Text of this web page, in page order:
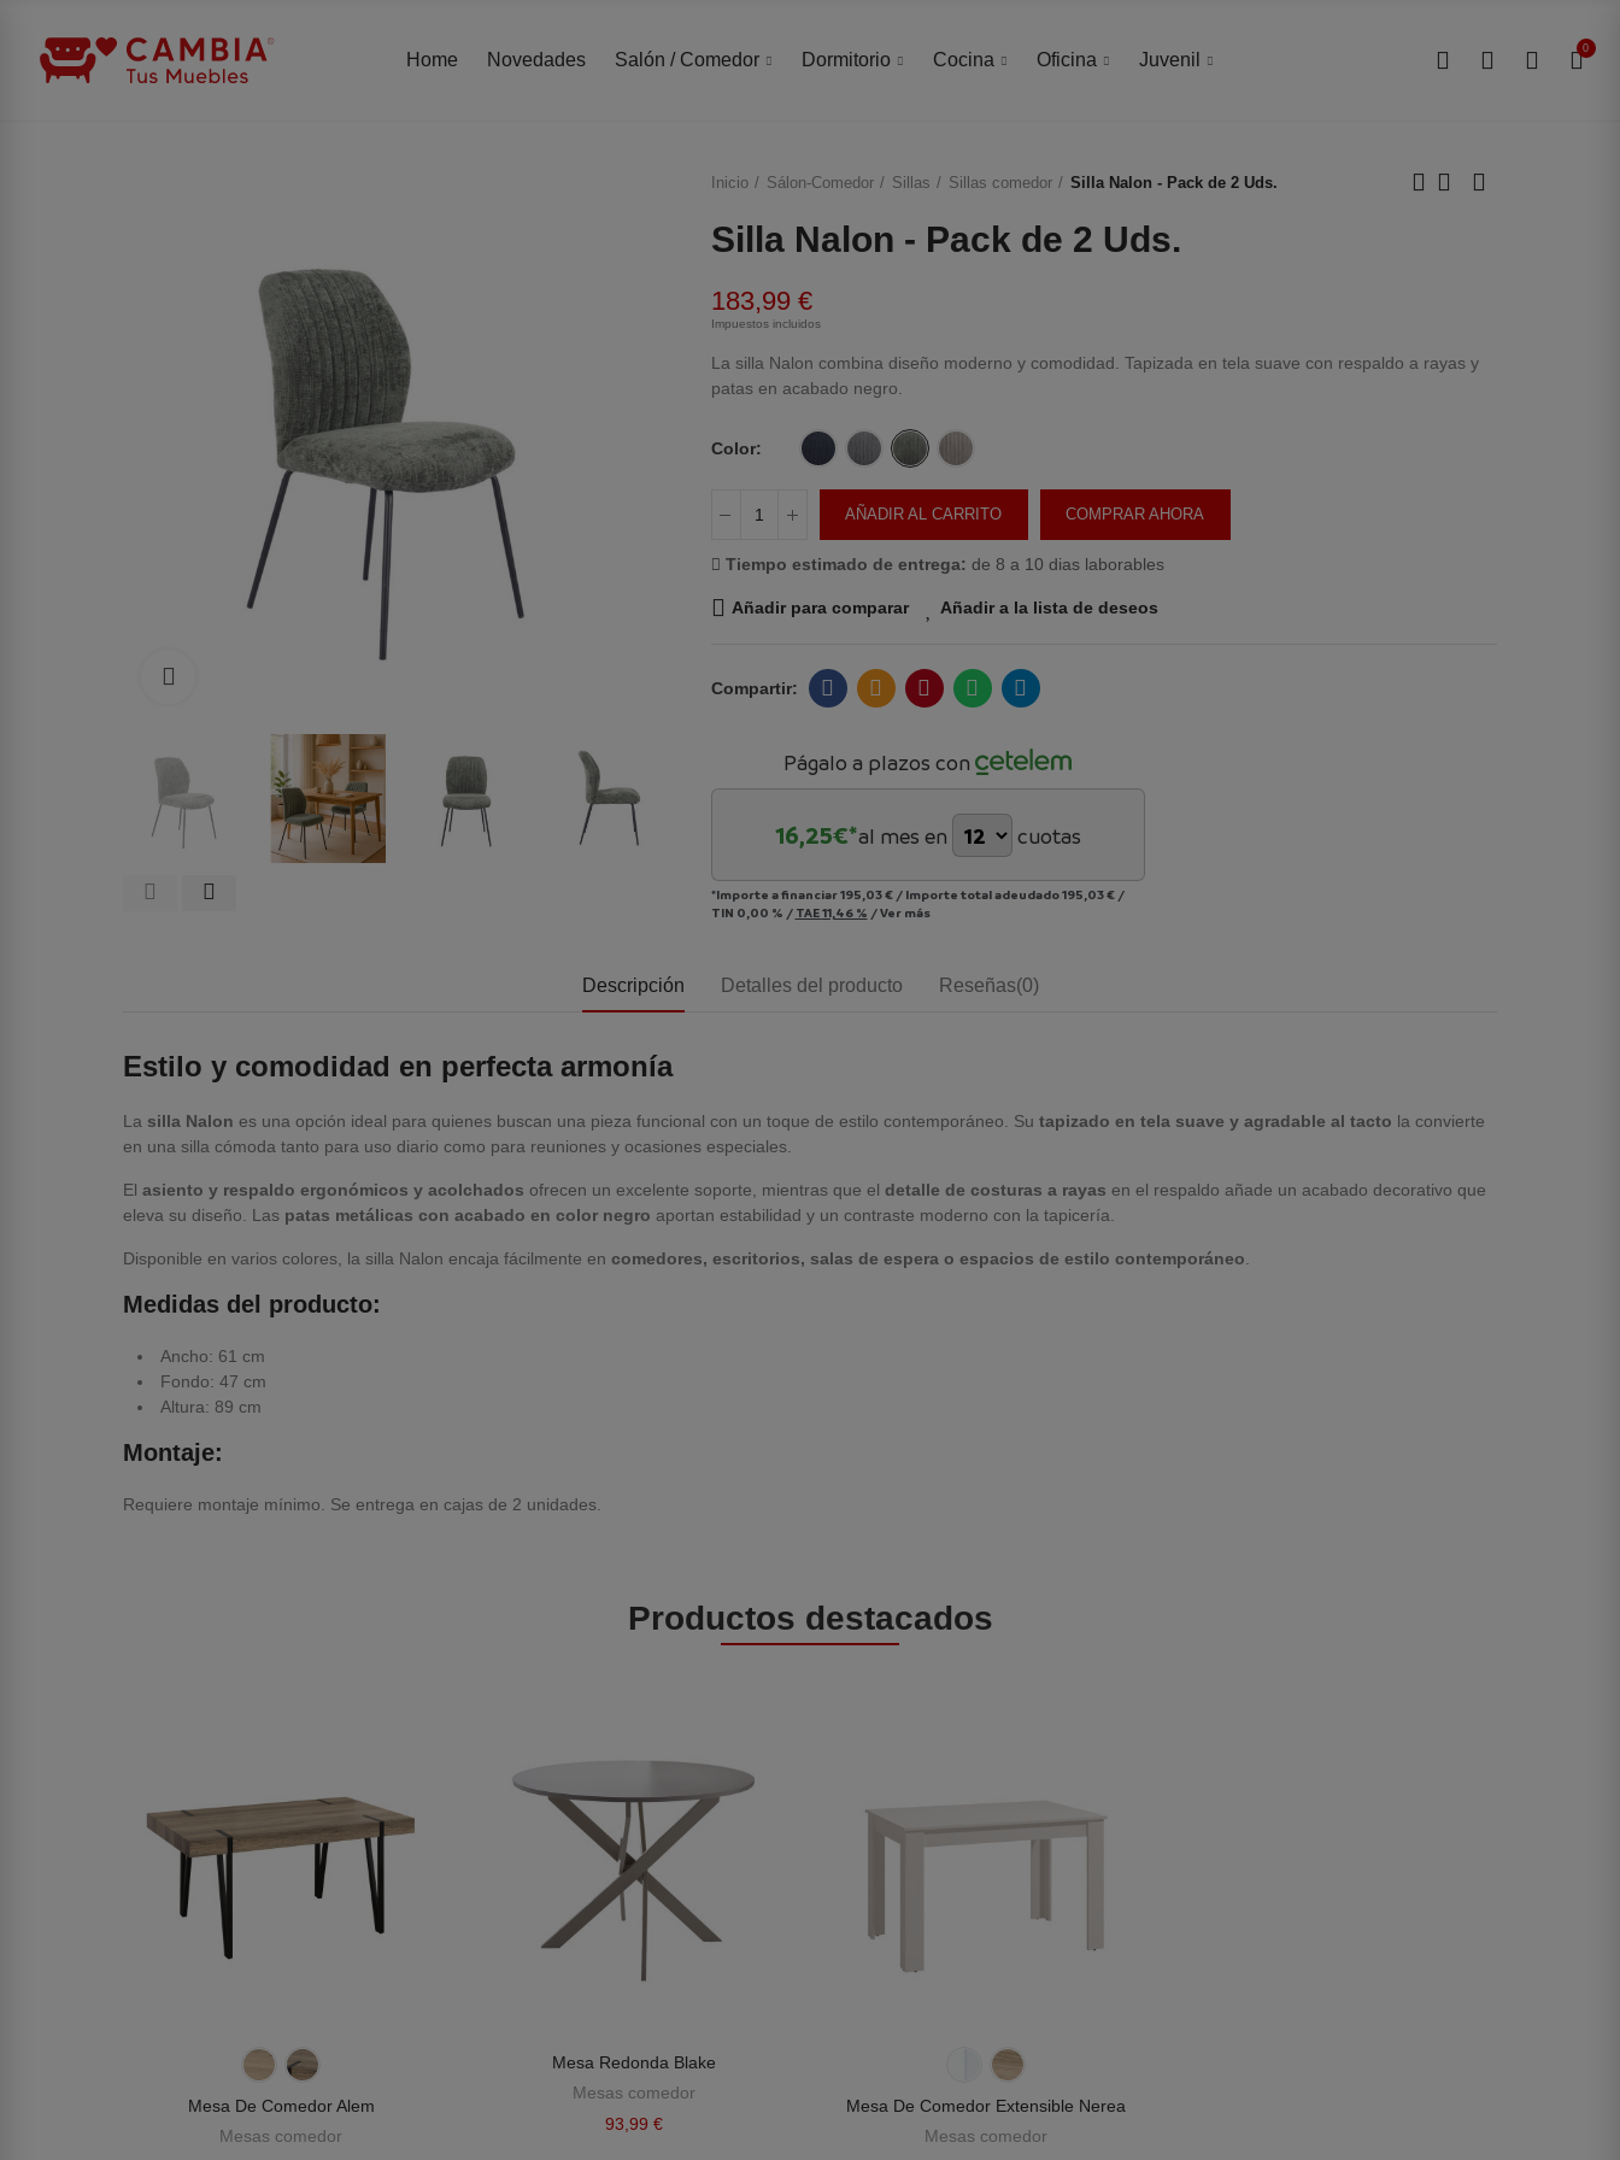
Home Novedades Salón / Comedor Dormitorio Cocina Oficina Juvenil
0
Inicio Sálon-Comedor Sillas Sillas comedor Silla Nalon - Pack de 2 Uds.
Silla Nalon - Pack de 2 Uds.
183,99 €
Impuestos incluidos
La silla Nalon combina diseño moderno y comodidad. Tapizada en tela suave con respaldo a rayas y
patas en acabado negro.
Color
AÑADIR AL CARRITO COMPRAR AHORA
Tiempo estimado de entrega: de 8 a 10 dias laborables
Añadir para comparar Añadir a la lista de deseos
Págalo a plazos con
16,25€*al mes en cuotas
*Importe a financiar195,03 € / Importe total adeudado195,03 €/
TIN 0,00 % / TAE11,46 % /Ver más
Descripción Detalles del producto Reseñas(0)
Estilo y comodidad en perfecta armonía
La silla Nalon es una opción ideal para quienes buscan una pieza funcional con un toque de estilo contemporáneo. Su tapizado en tela suave y agradable al tacto la convierte
en una silla cómoda tanto para uso diario como para reuniones y ocasiones especiales.
El asiento y respaldo ergonómicos y acolchados ofrecen un excelente soporte, mientras que el detalle de costuras a rayas en el respaldo añade un acabado decorativo que
eleva su diseño. Las patas metálicas con acabado en color negro aportan estabilidad y un contraste moderno con la tapicería.
Disponible en varios colores, la silla Nalon encaja fácilmente en comedores, escritorios, salas de espera o espacios de estilo contemporáneo
Medidas del producto:
Ancho: 61 cm
Fondo: 47 cm
Altura: 89 cm
Montaje:
Requiere montaje mínimo. Se entrega en cajas de 2 unidades.
Productos destacados
Mesa De Comedor Alem
Mesas comedor
Mesa Redonda Blake
Mesas comedor
93,99 €
Mesa De Comedor Extensible Nerea
Mesas comedor